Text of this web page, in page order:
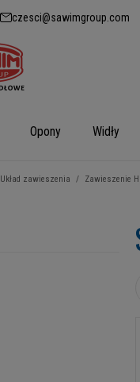
czesci@sawimgroup.com
Opony Widły
Układ zawieszenia / Zawieszenie